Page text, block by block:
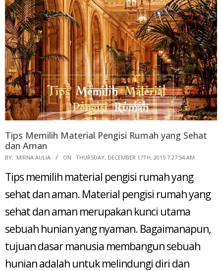
Tips Memilih Material Pengisi Rumah yang Sehat
dan Aman
2015-
17
BY: MIRNA AULIA ON: THURSDAY, DECEMBER 17TH, 2015 7:27:54 AM
Tips memilih material pengisi rumah yang
sehat dan aman. Material pengisi rumah yang
sehat dan aman merupakan kunci utama
sebuah hunian yang nyaman. Bagaimanapun,
tujuan dasar manusia membangun sebuah
hunian adalah untuk melindungi diri dan